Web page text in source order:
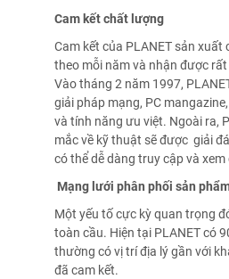
Cam kết chất lượng
Cam kết của PLANET sản
theo mỗi năm và nhận được
Vào tháng 2 năm 1997,
giải pháp mạng, PC
và tính năng ưu việt. Ngoài ra,
mắc về kỹ thuật sẽ được giải
có thể dễ dàng truy cập và
Mạng lưới phân phối sản
Một yếu tố cực kỳ quan trọng
toàn cầu. Hiện tại PLANET có
thường có vị trí địa lý gần với
đã cam kết.